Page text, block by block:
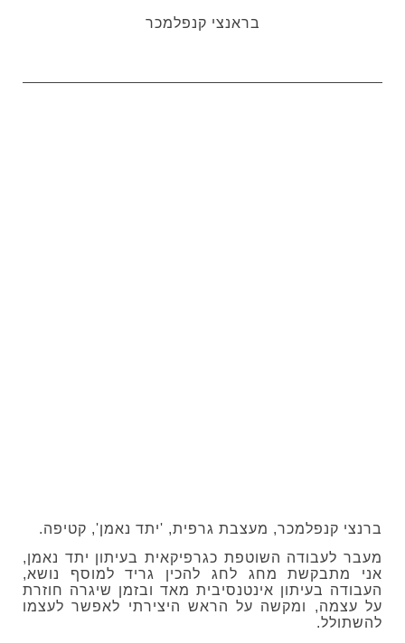
בראנצי קנפלמכר
ברנצי קנפלמכר, מעצבת גרפית, 'יתד נאמן', קטיפה.
מעבר לעבודה השוטפת כגרפיקאית בעיתון יתד נאמן,
אני מתבקשת מחג לחג להכין גריד למוסף נושא,
העבודה בעיתון אינטנסיבית מאד ובזמן שיגרה חוזרת
על עצמה, ומקשה על הראש היצירתי לאפשר לעצמו
להשתולל.